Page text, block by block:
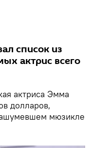
список из
актрис всего
актриса Эмма
долларов,
мюзикле